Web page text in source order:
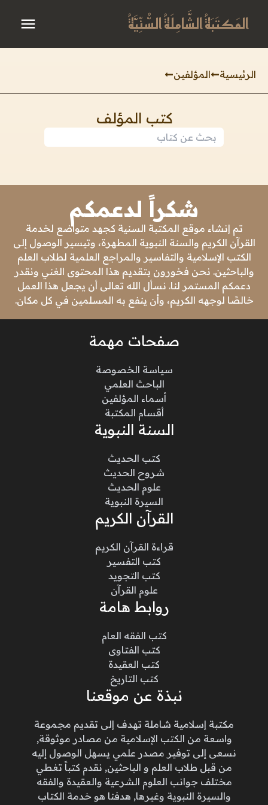
المَكتَبَةُ الشَّامِلَةُ السُّنِّيَّةُ
الرئيسية المؤلفين
كتب المؤلف
شكراً لدعمكم
تم إنشاء موقع المكتبة السنية كجهد متواضع لخدمة
القرآن الكريم والسنة النبوية المطهرة، وتيسير الوصول إلى
الكتب الإسلامية والتفاسير والمراجع العلمية لطلاب العلم
والباحثين. نحن فخورون بتقديم هذا المحتوى الغني ونقدر
دعمكم المستمر لنا. نسأل الله تعالى أن يجعل هذا العمل
خالصًا لوجهه الكريم، وأن ينفع به المسلمين في كل مكان.
صفحات مهمة
سياسة الخصوصة
الباحث العلمي
أسماء المؤلفين
أقسام المكتبة
السنة النبوية
كتب الحديث
شروح الحديث
علوم الحديث
السيرة النبوية
القرآن الكريم
قراءة القرآن الكريم
كتب التفسير
كتب التجويد
علوم القرآن
روابط هامة
كتب الفقه العام
كتب الفتاوى
كتب العقيدة
كتب التاريخ
نبذة عن موقعنا
مكتبة إسلامية شاملة تهدف إلى تقديم مجموعة
واسعة من الكتب الإسلامية من مصادر موثوقة,
نسعى إلى توفير مصدر علمي يسهل الوصول إليه
من قبل طلاب العلم و الباحثين, نقدم كتباً تغطي
مختلف جوانب العلوم الشرعية والعقيدة والفقه
والسيرة النبوية وغيرها, هدفنا هو خدمة الكتاب